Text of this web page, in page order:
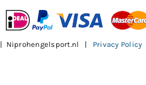
Niprohengelsport.nl | Privacy Policy